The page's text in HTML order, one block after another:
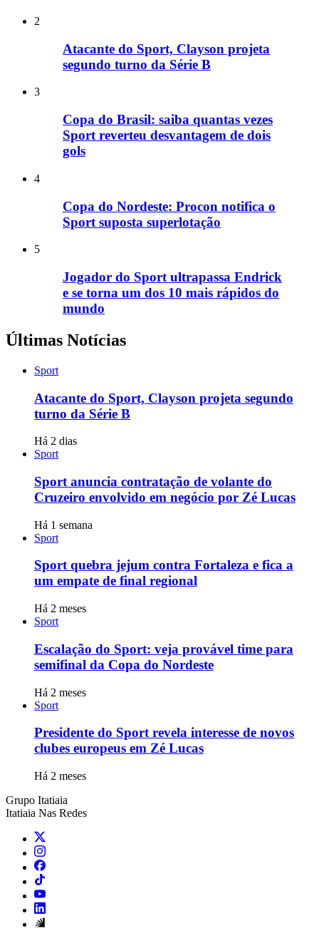
2
Atacante do Sport, Clayson projeta
segundo turno da Série B
3
Copa do Brasil: saiba quantas vezes
Sport reverteu desvantagem de dois
gols
4
Copa do Nordeste: Procon notifica o
Sport suposta superlotação
5
Jogador do Sport ultrapassa Endrick
e se torna um dos 10 mais rápidos do
mundo
Últimas Notícias
Sport
Atacante do Sport, Clayson projeta segundo
turno da Série B
Há 2 dias
Sport
Sport anuncia contratação de volante do
Cruzeiro envolvido em negócio por Zé Lucas
Há 1 semana
Sport
Sport quebra jejum contra Fortaleza e fica a
um empate de final regional
Há 2 meses
Sport
Escalação do Sport: veja provável time para
semifinal da Copa do Nordeste
Há 2 meses
Sport
Presidente do Sport revela interesse de novos
clubes europeus em Zé Lucas
Há 2 meses
Grupo Itatiaia
Itatiaia Nas Redes